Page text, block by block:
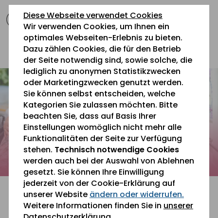
Diese Webseite verwendet Cookies
Wir verwenden Cookies, um Ihnen ein
optimales Webseiten-Erlebnis zu bieten.
Dazu zählen Cookies, die für den Betrieb
der Seite notwendig sind, sowie solche, die
lediglich zu anonymen Statistikzwecken
oder Marketingzwecken genutzt werden.
Sie können selbst entscheiden, welche
Kategorien Sie zulassen möchten. Bitte
beachten Sie, dass auf Basis Ihrer
Einstellungen womöglich nicht mehr alle
Funktionalitäten der Seite zur Verfügung
stehen. Technisch notwendige Cookies
werden auch bei der Auswahl von Ablehnen
gesetzt. Sie können Ihre Einwilligung
jederzeit von der Cookie-Erklärung auf
unserer Website ändern oder widerrufen.
Weitere Informationen finden Sie in unserer
zum
Inhalt
springen
zur
Navigation
springen
zum
Fußbereich
springen
0 26 42 40 60
Einfach gut leben.